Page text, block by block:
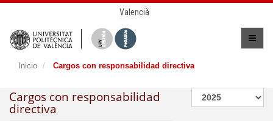
Valencià
Inicio Cargos con responsabilidad directiva
Cargos con responsabilidad
directiva